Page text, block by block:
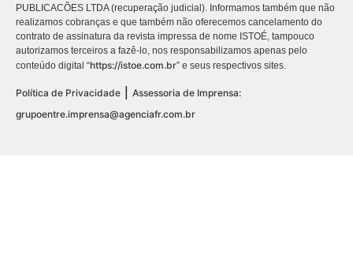
PUBLICACÕES LTDA (recuperação judicial). Informamos também que não
realizamos cobranças e que também não oferecemos cancelamento do
contrato de assinatura da revista impressa de nome ISTOÉ, tampouco
autorizamos terceiros a fazê-lo, nos responsabilizamos apenas pelo
conteúdo digital “https://istoe.com.br” e seus respectivos sites.
Política de Privacidade
Assessoria de Imprensa:
grupoentre.imprensa@agenciafr.com.br